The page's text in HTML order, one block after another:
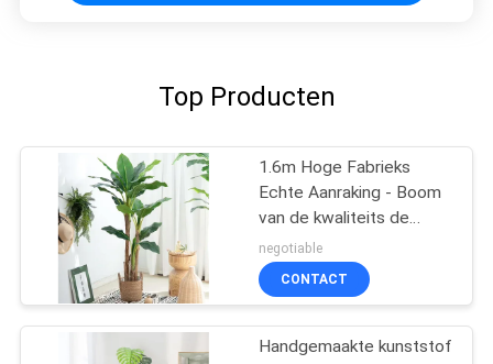
Top Producten
1.6m Hoge Fabrieks
Echte Aanraking - Boom
van de kwaliteits de
Kunstmatige Banaan
voor Hete Verkoop
negotiable
CONTACT
Handgemaakte kunststof